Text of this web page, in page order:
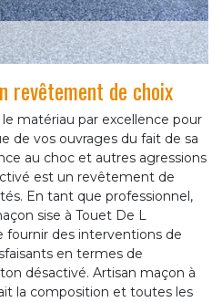
revêtement de choix
matériau par excellence pour
de vos ouvrages du fait de sa
au choc et autres agressions
est un revêtement de
En tant que professionnel,
sise à Touet De L
fournir des interventions de
en termes de
désactivé. Artisan maçon à
la composition et toutes les